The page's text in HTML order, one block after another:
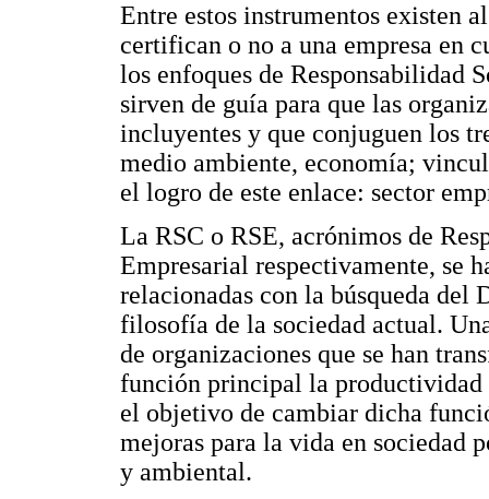
Entre estos instrumentos existen
certifican o no a una empresa en
los enfoques de Responsabilidad
sirven de guía para que las
incluyentes y que conjuguen los
medio ambiente, economía;
el logro de este enlace: sector
La RSC o RSE, acrónimos de
Empresarial respectivamente, se
relacionadas con la búsqueda del
filosofía de la sociedad actual.
de organizaciones que se han
función principal la productividad
el objetivo de cambiar dicha
mejoras para la vida en sociedad
y ambiental.